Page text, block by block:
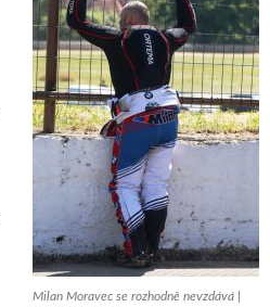
Milan Moravec se rozhodně nevzdává |